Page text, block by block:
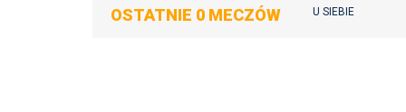
OSTATNIE 0 MECZÓW U SIEBIE